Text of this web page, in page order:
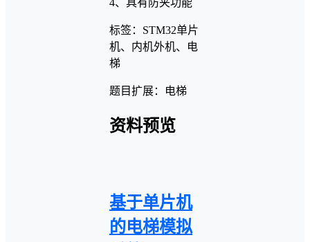
4、具有防夹功能
标签：STM32单片
机、内机外机、电
梯
题目扩展：电梯
资料预览
基于单片机
的电梯模拟